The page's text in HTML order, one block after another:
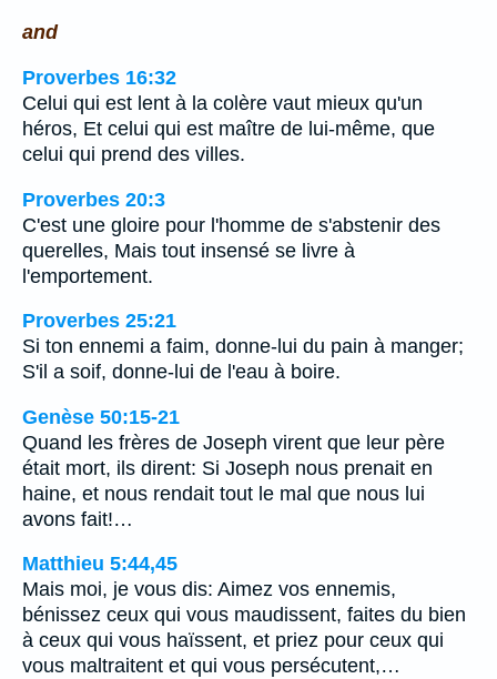
and
Proverbes 16:32
Celui qui est lent à la colère vaut mieux qu'un
héros, Et celui qui est maître de lui-même, que
celui qui prend des villes.
Proverbes 20:3
C'est une gloire pour l'homme de s'abstenir des
querelles, Mais tout insensé se livre à
l'emportement.
Proverbes 25:21
Si ton ennemi a faim, donne-lui du pain à manger;
S'il a soif, donne-lui de l'eau à boire.
Genèse 50:15-21
Quand les frères de Joseph virent que leur père
était mort, ils dirent: Si Joseph nous prenait en
haine, et nous rendait tout le mal que nous lui
avons fait!…
Matthieu 5:44,45
Mais moi, je vous dis: Aimez vos ennemis,
bénissez ceux qui vous maudissent, faites du bien
à ceux qui vous haïssent, et priez pour ceux qui
vous maltraitent et qui vous persécutent,…